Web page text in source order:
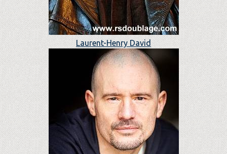
Laurent-Henry David